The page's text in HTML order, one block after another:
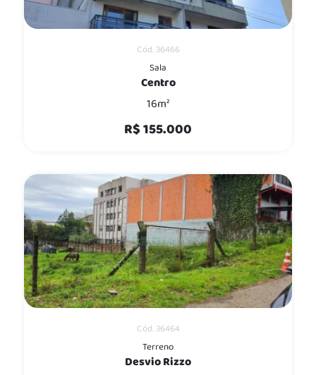
Cód. 36466
Sala
Centro
16m²
R$ 155.000
Cód. 36464
Terreno
Desvio Rizzo